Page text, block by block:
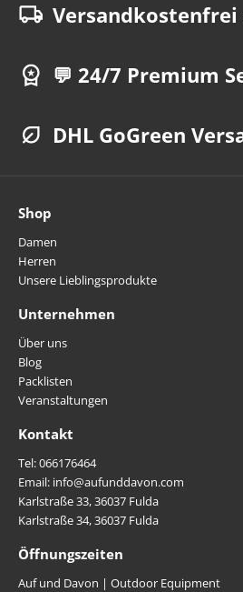
Versandkostenfrei
💬 24/7 Premium
DHL GoGreen
Shop
Damen
Herren
Unsere Lieblingsprodukte
Unternehmen
Über uns
Blog
Packlisten
Veranstaltungen
Kontakt
Tel: 066176464
Email: info@aufunddavon.com
Karlstraße 33, 36037 Fulda
Karlstraße 34, 36037 Fulda
Öffnungszeiten
Auf und Davon | Outdoor Equipment